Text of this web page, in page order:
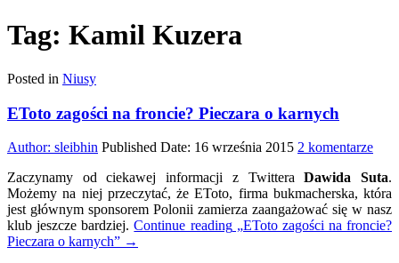
Tag: Kamil Kuzera
Posted in Niusy
EToto zagości na froncie? Pieczara o karnych
Author: sleibhin Published Date: 16 września 2015 2 komentarzedo
na
Zaczynamy od ciekawej informacji z TwitteraDawida Suta.
Możemy na niej przeczytać, że EToto, firma bukmacherska, która
jest głównym sponsorem Polonii zamierza zaangażować się w nasz
klub jeszcze bardziej.Continue reading„EToto zagości na froncie?
Pieczara o karnych” →